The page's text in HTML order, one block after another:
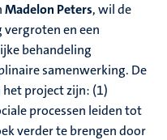
Madelon Peters, wil de
vergroten en een
behandeling
samenwerking. De
project zijn: (1)
processen leiden tot
verder te brengen door